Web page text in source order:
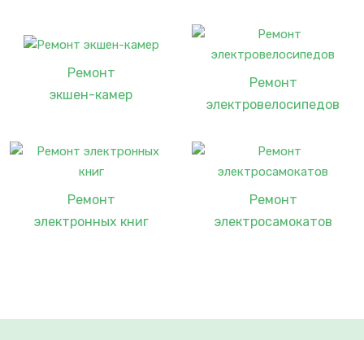
Ремонт
экшен-камер
Ремонт
электровелосипедов
Ремонт
электронных книг
Ремонт
электросамокатов